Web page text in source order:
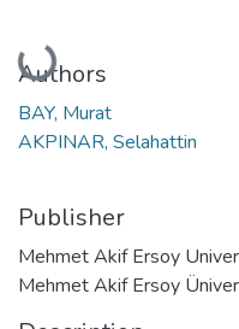
Loading...
Authors
BAY, Murat
AKPINAR, Selahattin
Publisher
Mehmet Akif Ersoy
Mehmet Akif Ersoy